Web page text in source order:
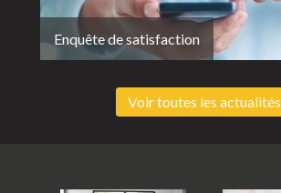
Enquête de satisfaction
Voir toutes les actualités